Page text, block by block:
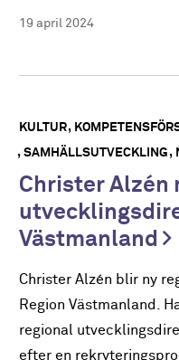
19 april 2024
KULTUR
SAMHÄLLSUTVECKLING
Christer Alzén
Västmanland
Christer Alzén blir ny
Region Västmanland.
regional
efter en